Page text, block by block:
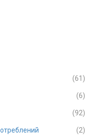
(61)
(6)
(92)
(2)